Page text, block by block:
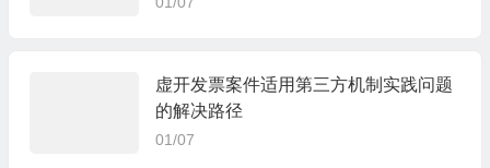
虚开发票案件适用第三方机制实践问题
的解决路径
01/07